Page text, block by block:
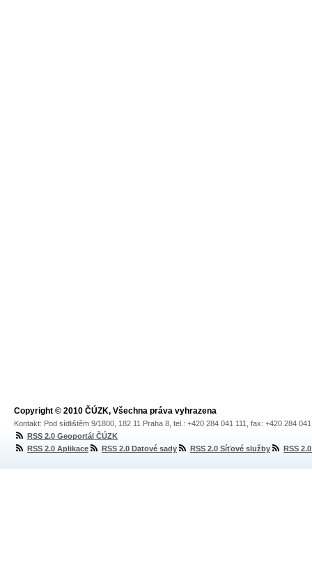
Copyright © 2010 ČÚZK, Všechna práva vyhrazena
Kontakt: Pod sídlištěm 9/1800, 182 11 Praha 8, tel.: +420 284 041 111, fax: +420 284
RSS 2.0 Geoportál ČÚZK
RSS 2.0 Aplikace
RSS 2.0 Datové sady RSS 2.0 Síťové služby RSS